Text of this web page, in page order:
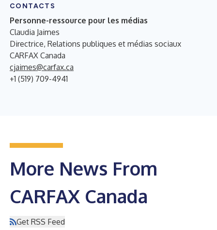
CONTACTS
Personne-ressource pour les médias
Claudia Jaimes
Directrice, Relations publiques et médias sociaux
CARFAX Canada
cjaimes@carfax.ca
+1 (519) 709-4941
More News From
CARFAX Canada
Get RSS Feed